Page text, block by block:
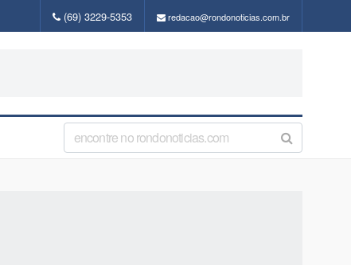
(69) 3229-5353 redacao@rondonoticias.com.br